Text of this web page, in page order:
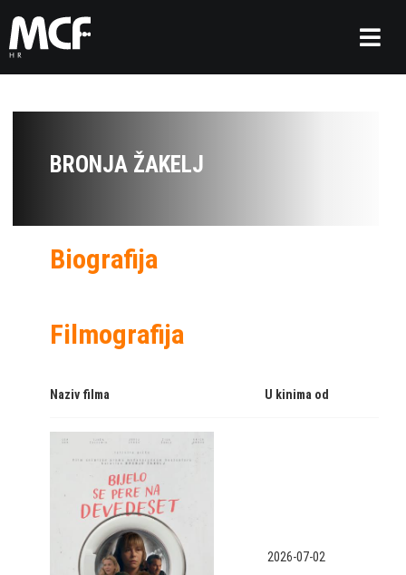
BRONJA ŽAKELJ
Biografija
Filmografija
Naziv filma U kinima od
2026-07-02